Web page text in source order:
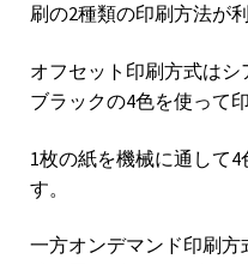
刷の2種類の印刷方法が
オフセット印刷方式はシ
ブラックの4色を使って
1枚の紙を機械に通して
す。
一方オンデマンド印刷